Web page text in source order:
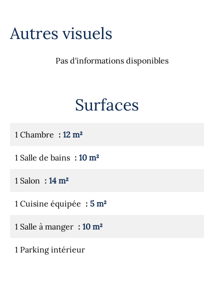
Autres visuels
Pas d'informations disponibles
Surfaces
1 Chambre 12 m²
1 Salle de bains 10 m²
1 Salon 14 m²
1 Cuisine équipée 5 m²
1 Salle à manger 10 m²
1 Parking intérieur